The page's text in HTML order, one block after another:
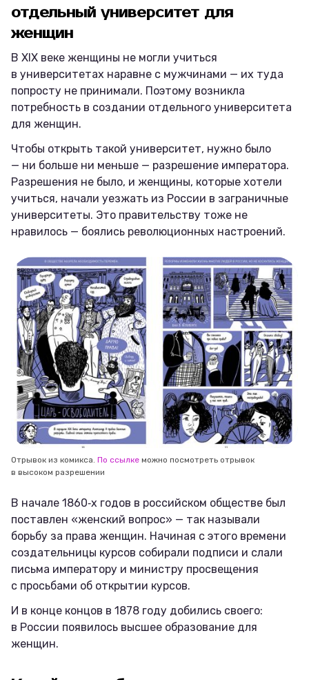
отдельный университет для
женщин
В XIX веке женщины не могли учиться
в университетах наравне с мужчинами — их туда
попросту не принимали. Поэтому возникла
потребность в создании отдельного университета
для женщин.
Чтобы открыть такой университет, нужно было
— ни больше ни меньше — разрешение императора.
Разрешения не было, и женщины, которые хотели
учиться, начали уезжать из России в заграничные
университеты. Это правительству тоже не
нравилось — боялись революционных настроений.
Отрывок из комикса. По ссылке можно посмотреть отрывок
в высоком разрешении
В начале 1860‑х годов в российском обществе был
поставлен «женский вопрос» — так называли
борьбу за права женщин. Начиная с этого времени
создательницы курсов собирали подписи и слали
письма императору и министру просвещения
с просьбами об открытии курсов.
И в конце концов в 1878 году добились своего:
в России появилось высшее образование для
женщин.